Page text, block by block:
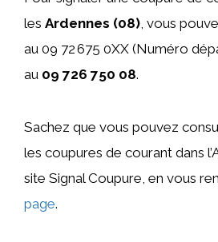
les Ardennes (08), vous
au 09 72 675 0XX (Numéro
au 09 726 750 08.
Sachez que vous pouvez
les coupures de courant dans
site Signal Coupure, en vous
page.